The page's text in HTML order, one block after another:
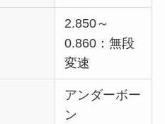
2.850～
0.860：無段
変速
アンダーボー
ン